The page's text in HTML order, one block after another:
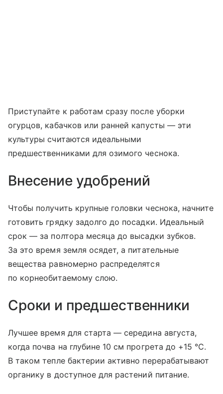
Приступайте к работам сразу после уборки
огурцов, кабачков или ранней капусты — эти
культуры считаются идеальными
предшественниками для озимого чеснока.
Внесение удобрений
Чтобы получить крупные головки чеснока, начните
готовить грядку задолго до посадки. Идеальный
срок — за полтора месяца до высадки зубков.
За это время земля осядет, а питательные
вещества равномерно распределятся
по корнеобитаемому слою.
Сроки и предшественники
Лучшее время для старта — середина августа,
когда почва на глубине 10 см прогрета до +15 °C.
В таком тепле бактерии активно перерабатывают
органику в доступное для растений питание.